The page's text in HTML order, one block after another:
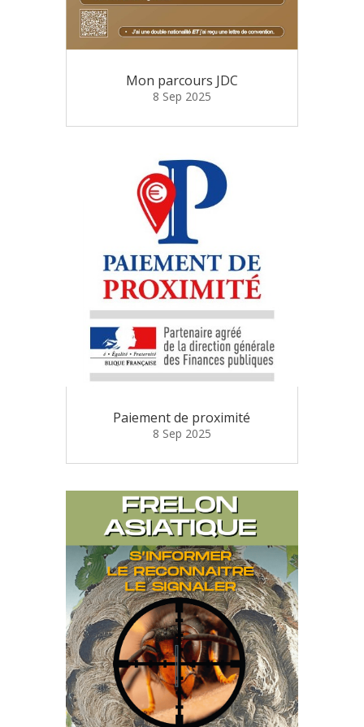
Mon parcours JDC
8 Sep 2025
Paiement de proximité
8 Sep 2025